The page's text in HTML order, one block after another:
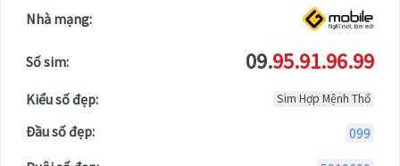
Nhà mạng:
Số sim: 09.95.91.96.99
Kiểu số đẹp: Sim Hợp Mệnh Thổ
Đầu số đẹp:
099